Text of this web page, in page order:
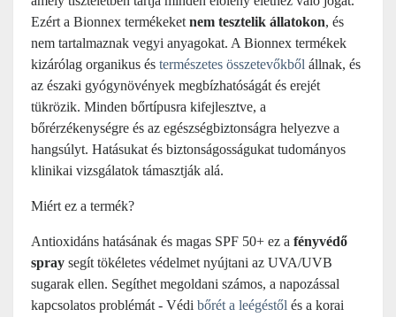
Ezért a Bionnex termékeket nem tesztelik állatokon, és
nem tartalmaznak vegyi anyagokat. A Bionnex termékek
kizárólag organikus és természetes összetevőkből állnak, és
az északi gyógynövények megbízhatóságát és erejét
tükrözik. Minden bőrtípusra kifejlesztve, a
bőrérzékenységre és az egészségbiztonságra helyezve a
hangsúlyt. Hatásukat és biztonságosságukat tudományos
klinikai vizsgálatok támasztják alá.
Miért ez a termék?
Antioxidáns hatásának és magas SPF 50+ ez a fényvédő
spray segít tökéletes védelmet nyújtani az UVA/UVB
sugarak ellen. Segíthet megoldani számos, a napozással
kapcsolatos problémát - Védi bőrét a leégéstől és a korai